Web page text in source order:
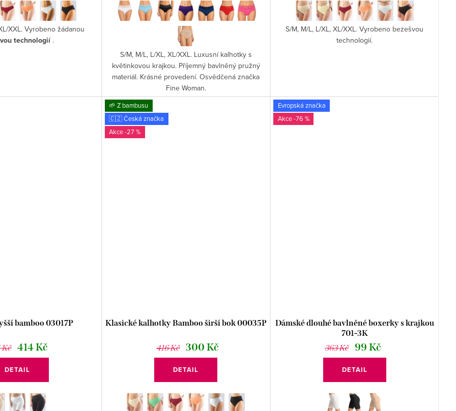
XXL. Vyrobeno žádanou
technologií .
S/M, M/L, L/XL, XL/XXL. Luxusní kalhotky s
květinkovou krajkou. Příjemný bavlněný pružný
materiál. Krásné provedení. Osvědčená značka
Fine Woman.
S/M, M/L, L/XL, XL/XXL. Vyrobeno bezešvou
technologií.
bamboo 03017P
Kč 414 Kč
DETAIL
🌱 Z bambusu
🇨🇿 Česká značka
-27 %
Klasické kalhotky Bamboo širší bok 00035P
416 Kč 300 Kč
DETAIL
Evropská značka
-76 %
Dámské dlouhé bavlněné boxerky s krajkou
701-3K
363 Kč
99 Kč
DETAIL